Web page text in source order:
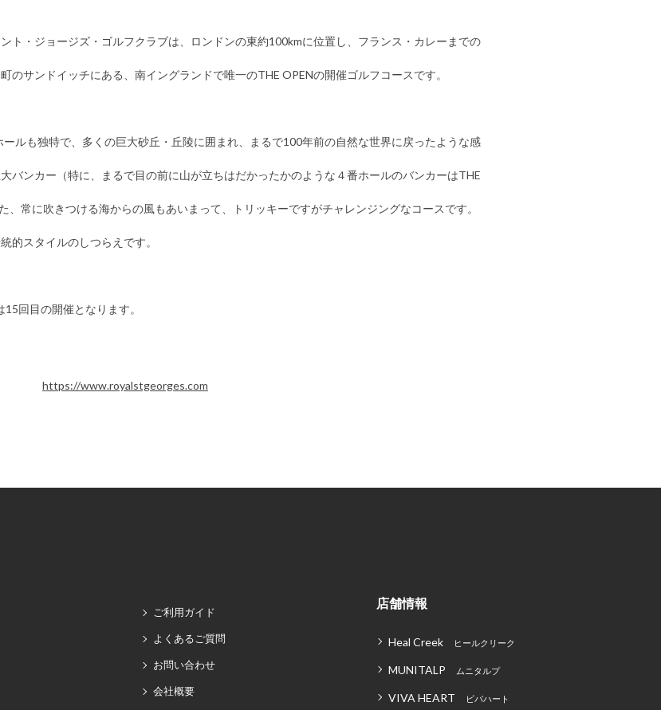
ト・ジョージズ・ゴルフクラブは、ロンドンの東約100kmに位置し、フランス・カレーまでの
のサンドイッチにある、南イングランドで唯一のTHE OPENの開催ゴルフコースです。
ルも独特で、多くの巨大砂丘・丘陵に囲まれ、まるで100年前の自然な世界に戻ったような感
バンカー（特に、まるで目の前に山が立ちはだかったかのような４番ホールのバンカーはTHE
常に吹きつける海からの風もあいまって、トリッキーですがチャレンジングなコースです。
的スタイルのしつらえです。
回目の開催となります。
https://www.royalstgeorges.com
ご利用ガイド
よくあるご質問
お問い合わせ
会社概要
店舗情報
Heal Creek ヒールクリーク
MUNITALP ムニタルプ
VIVA HEART ビバハート